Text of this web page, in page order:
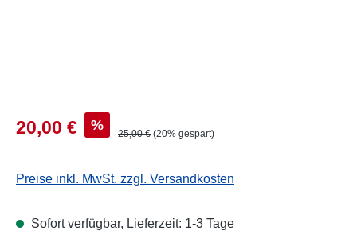
Verkaufspreis:
20,00 € % Regulärer Preis:
25,00 € (20% gespart)
Preise inkl. MwSt. zzgl. Versandkosten
Sofort verfügbar, Lieferzeit: 1-3 Tage